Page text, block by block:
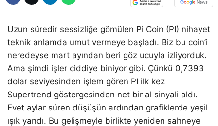
Uzun süredir sessizliğe gömülen Pi Coin (PI) nihayet
teknik anlamda umut vermeye başladı. Biz bu coin’i
neredeyse mart ayından beri göz ucuyla izliyorduk.
Ama şimdi işler ciddiye biniyor gibi. Çünkü 0,7393
dolar seviyesinden işlem gören PI ilk kez
Supertrend göstergesinden net bir al sinyali aldı.
Evet aylar süren düşüşün ardından grafiklerde yeşil
ışık yandı. Bu gelişmeyle birlikte yeniden sahneye